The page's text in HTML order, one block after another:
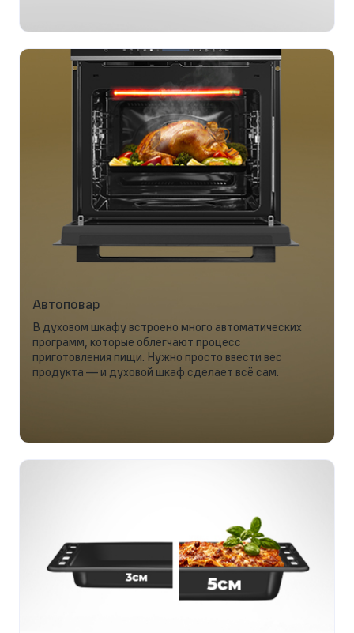
Автоповар
В духовом шкафу встроено много автоматических
программ, которые облегчают процесс
приготовления пищи. Нужно просто ввести вес
продукта — и духовой шкаф сделает всё сам.